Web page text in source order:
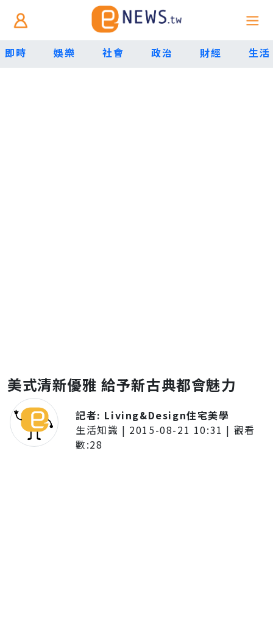
即時 娛樂 社會 政治 財經 生活
美式清新優雅 給予新古典都會魅力
記者: Living&Design住宅美學
生活知識 | 2015-08-21 10:31 | 觀看
數:28